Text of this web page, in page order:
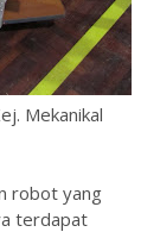
Mekanikal
robot yang
terdapat